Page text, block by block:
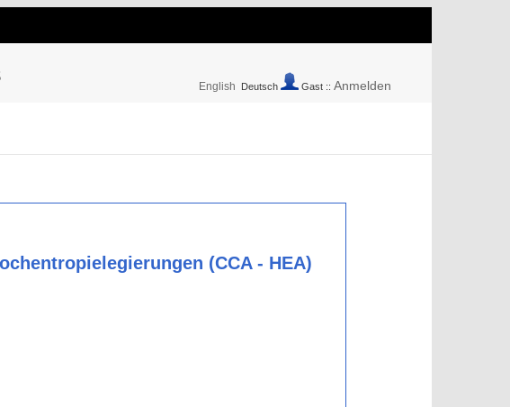
English Deutsch Gast :: Anmelden
(CCA - HEA)